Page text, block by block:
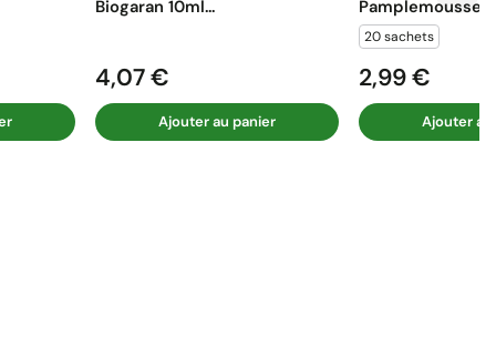
Biogaran 10ml...
Prix
4,07 €
Ajouter au panier
Pamplemousse...
20 sachets
Prix
2,99 €
Ajouter au